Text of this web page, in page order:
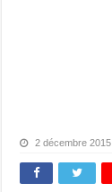
2 décembre 2015